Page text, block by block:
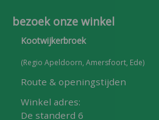
bezoek onze winkel
Kootwijkerbroek
(Regio Apeldoorn, Amersfoort, Ede)
Route & openingstijden
Winkel adres:
De standerd 6